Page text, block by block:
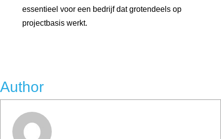
essentieel voor een bedrijf dat grotendeels op
projectbasis werkt.
Author